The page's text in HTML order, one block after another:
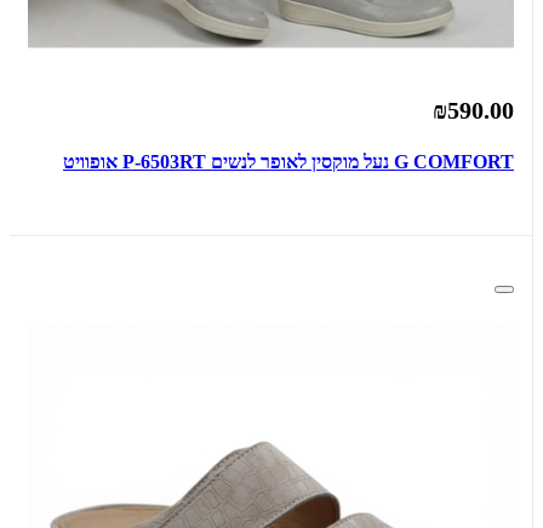
₪590.00
G COMFORT נעל מוקסין לאופר לנשים P-6503RT אופוויט